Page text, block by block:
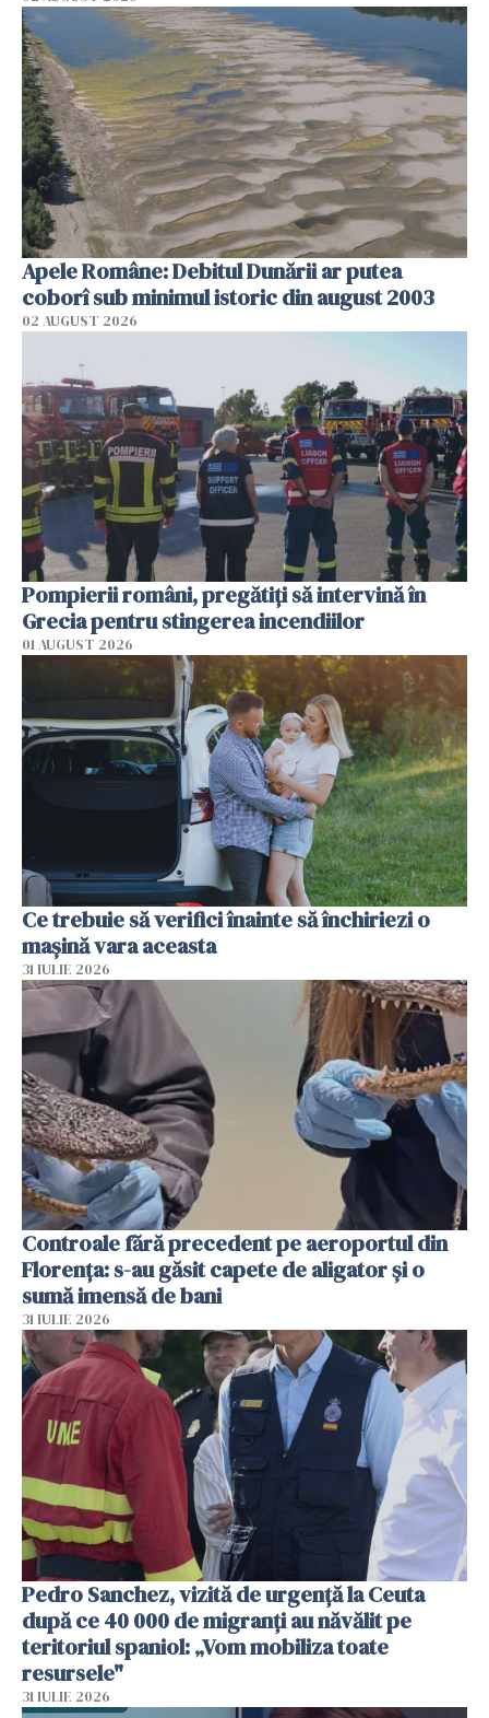
Apele Române: Debitul Dunării ar putea
coborî sub minimul istoric din august 2003
02 AUGUST 2026
Pompierii români, pregătiţi să intervină în
Grecia pentru stingerea incendiilor
01 AUGUST 2026
Ce trebuie să verifici înainte să închiriezi o
mașină vara aceasta
31 IULIE 2026
Controale fără precedent pe aeroportul din
Florența: s-au găsit capete de aligator și o
sumă imensă de bani
31 IULIE 2026
Pedro Sanchez, vizită de urgență la Ceuta
după ce 40 000 de migranți au năvălit pe
teritoriul spaniol: „Vom mobiliza toate
resursele"
31 IULIE 2026